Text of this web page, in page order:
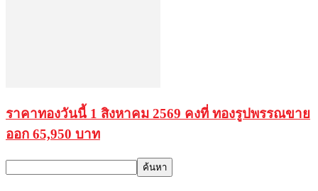
ราคาทองวันนี้ 1 สิงหาคม 2569 คงที่ ทองรูปพรรณขาย
ออก 65,950 บาท